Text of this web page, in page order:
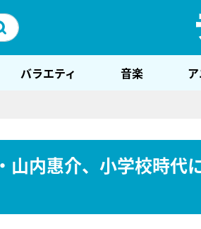
バラエティ 音楽
山内惠介、小学校時代